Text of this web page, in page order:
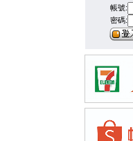
帳號:
密碼: